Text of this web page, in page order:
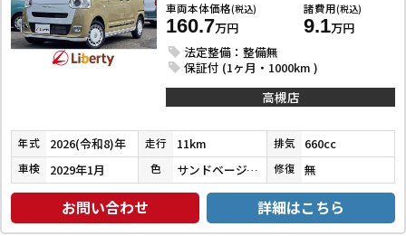
車両本体価格(税込)
160.7万円
諸費用(税込)
9.1万円
法定整備：整備無
保証付 (1ヶ月・1000km )
高槻店
年式 2026(令和8)年 走行 11km 排気 660cc
車検 2029年1月 色 サンドベージュメタリック／シャイニングホワイトパール 修復 無
お問い合わせ 詳細はこちら